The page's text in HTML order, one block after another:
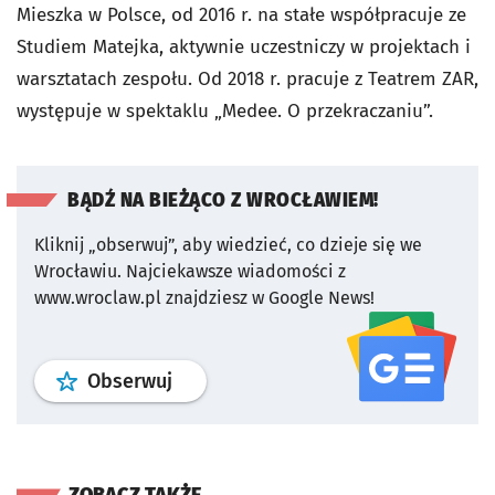
Mieszka w Polsce, od 2016 r. na stałe współpracuje ze
Studiem Matejka, aktywnie uczestniczy w projektach i
warsztatach zespołu. Od 2018 r. pracuje z Teatrem ZAR,
występuje w spektaklu „Medee. O przekraczaniu”.
BĄDŹ NA BIEŻĄCO Z WROCŁAWIEM!
Kliknij „obserwuj”, aby wiedzieć, co dzieje się we
Wrocławiu. Najciekawsze wiadomości z
www.wroclaw.pl znajdziesz w Google News!
Obserwuj profil serwisu